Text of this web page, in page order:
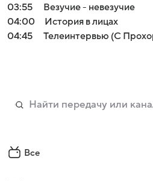
03:55
Везучие - невезучие
04:00
История в лицах
04:45
Телеинтервью (С
Все